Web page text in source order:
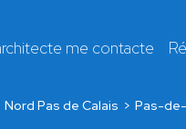
me contacte
Nord Pas de Calais Pas-